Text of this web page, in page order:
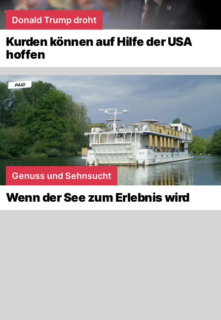
Donald Trump droht
Kurden können auf Hilfe der USA
hoffen
Genuss und Sehnsucht
Wenn der See zum Erlebnis wird